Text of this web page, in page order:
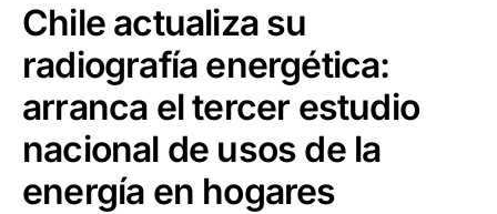
Chile actualiza su
radiografía energética:
arranca el tercer estudio
nacional de usos de la
energía en hogares